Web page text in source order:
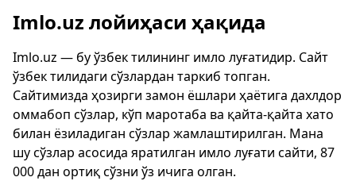
Imlo.uz лойиҳаси ҳақида
Imlo.uz — бу ўзбек тилининг имло луғатидир. Сайт
ўзбек тилидаги сўзлардан таркиб топган.
Сайтимизда ҳозирги замон ёшлари ҳаётига дахлдор
оммабоп сўзлар, кўп маротаба ва қайта-қайта хато
билан ёзиладиган сўзлар жамлаштирилган. Мана
шу сўзлар асосида яратилган имло луғати сайти, 87
000 дан ортиқ сўзни ўз ичига олган.